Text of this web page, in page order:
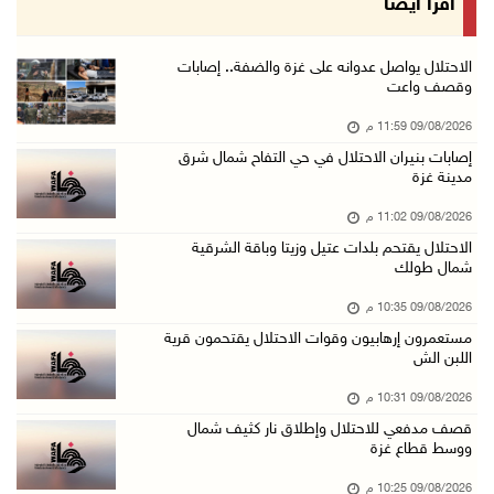
الاحتلال يقتحم برك سليمان جنوب بيت لحم
مستعمرون إرهابيون يهاجمون قرية المغير والاحتل ...
09/آب/2026 07:02 م
الجامعة العربية تنعى السفير دياب اللوح
09/آب/2026 05:28 م
ثلاث إصابات برصاص الاحتلال في مدينة خان يونس
09/آب/2026 04:45 م
مسك تكافح آثار الحروق وتنتظر العلاج خارج غزة
اقرأ أيضا
الاحتلال يواصل عدوانه على غزة والضفة.. إصابات
وقصف واعت
09/08/2026 11:59 م
إصابات بنيران الاحتلال في حي التفاح شمال شرق
مدينة غزة
09/08/2026 11:02 م
الاحتلال يقتحم بلدات عتيل وزيتا وباقة الشرقية
شمال طولك
09/08/2026 10:35 م
مستعمرون إرهابيون وقوات الاحتلال يقتحمون قرية
اللبن الش
09/08/2026 10:31 م
قصف مدفعي للاحتلال وإطلاق نار كثيف شمال
ووسط قطاع غزة
09/08/2026 10:25 م